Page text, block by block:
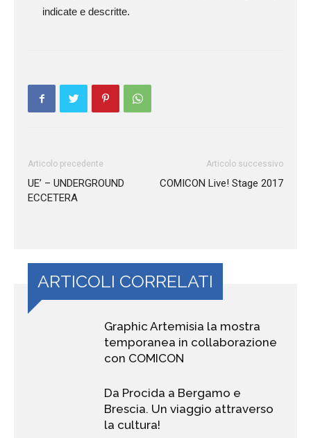
indicate e descritte.
Articolo precedente
UE’ – UNDERGROUND
ECCETERA
Articolo successivo
COMICON Live! Stage 2017
ARTICOLI CORRELATI
Graphic Artemisia la mostra
temporanea in collaborazione
con COMICON
Da Procida a Bergamo e
Brescia. Un viaggio attraverso
la cultura!